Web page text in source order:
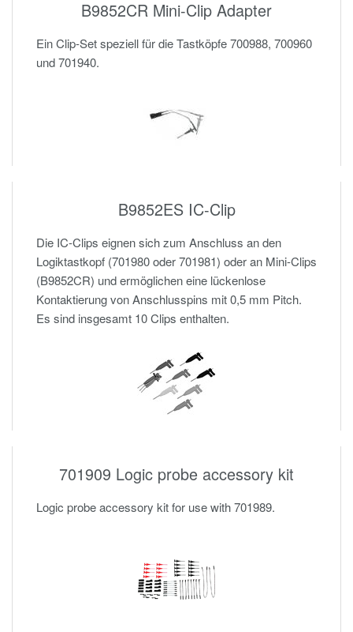
B9852CR Mini-Clip Adapter
Ein Clip-Set speziell für die Tastköpfe 700988, 700960
und 701940.
B9852ES IC-Clip
Die IC-Clips eignen sich zum Anschluss an den
Logiktastkopf (701980 oder 701981) oder an Mini-Clips
(B9852CR) und ermöglichen eine lückenlose
Kontaktierung von Anschlusspins mit 0,5 mm Pitch.
Es sind insgesamt 10 Clips enthalten.
701909 Logic probe accessory kit
Logic probe accessory kit for use with 701989.